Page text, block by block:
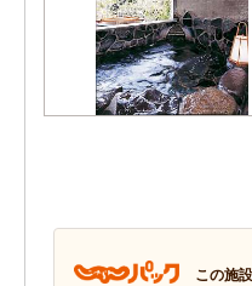
この施